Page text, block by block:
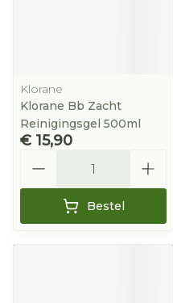
Klorane
Klorane Bb Zacht
Reinigingsgel 500ml
€ 15,90
Bestel